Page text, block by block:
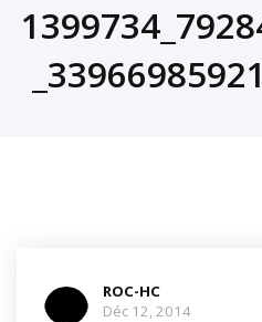
ROC-HC
Déc 12, 2014